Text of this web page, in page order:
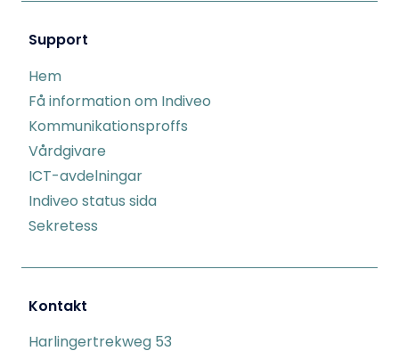
Support
Hem
Få information om Indiveo
Kommunikationsproffs
Vårdgivare
ICT-avdelningar
Indiveo status sida
Sekretess
Kontakt
Harlingertrekweg 53